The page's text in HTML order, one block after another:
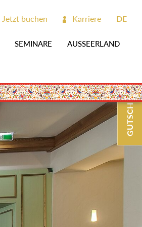
SEMINARE AUSSEERLAND
Jetzt buchen Karriere DE
GUTSCHEINE